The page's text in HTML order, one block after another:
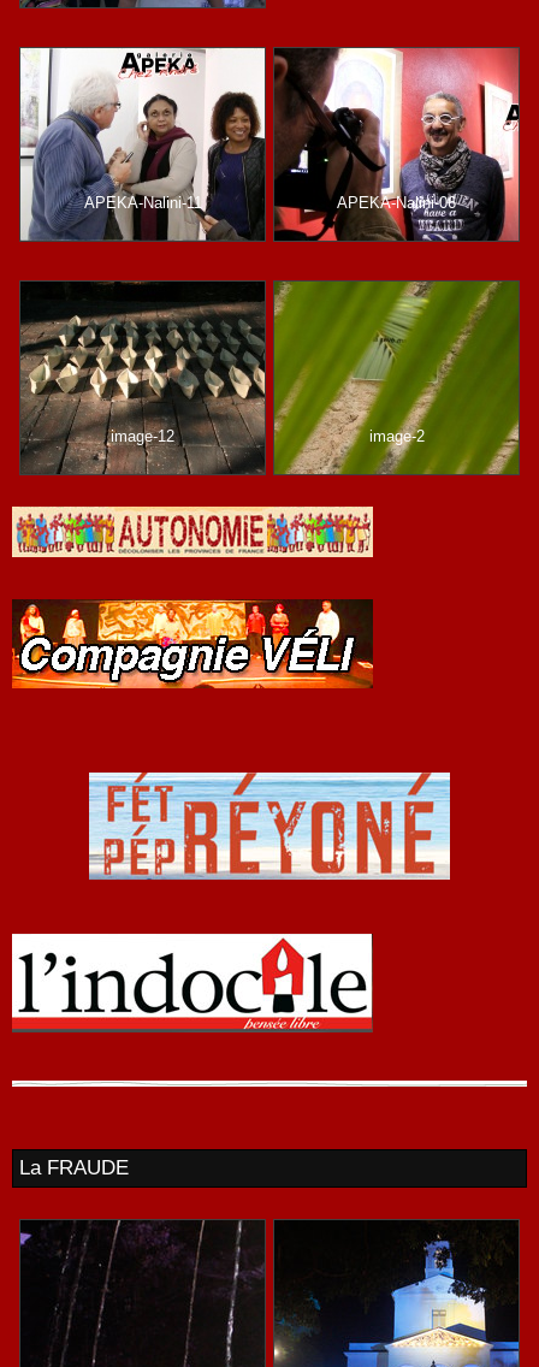
APEKA-Nalini-11 APEKA-Nalini-06
image-12 image-2
La FRAUDE